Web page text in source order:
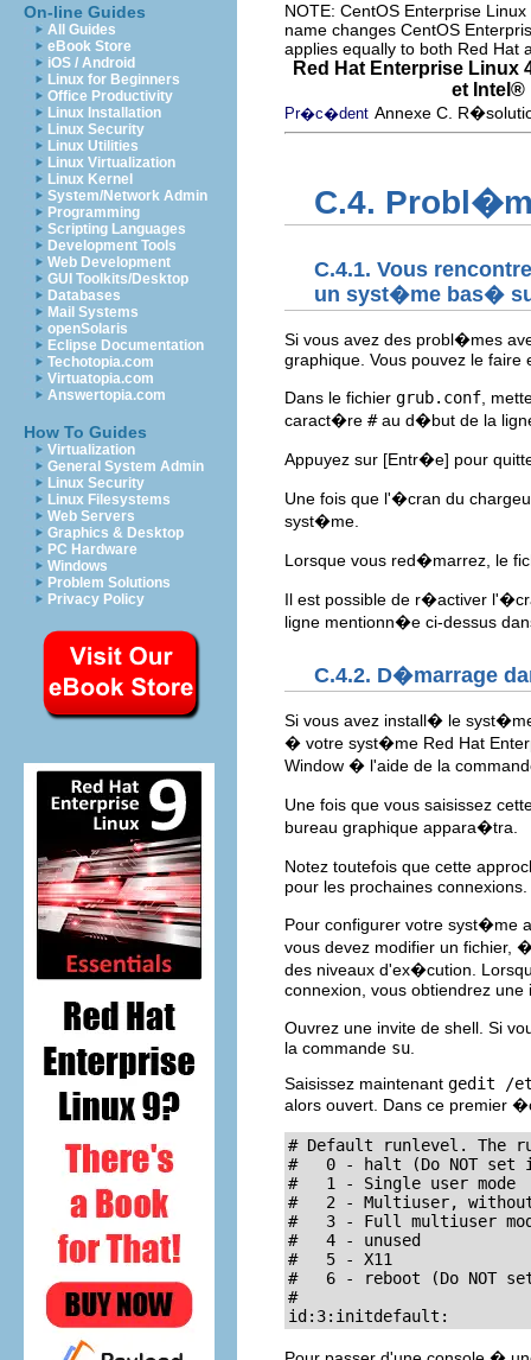
On-line Guides
All Guides
eBook Store
iOS / Android
Linux for Beginners
Office Productivity
Linux Installation
Linux Security
Linux Utilities
Linux Virtualization
Linux Kernel
System/Network Admin
Programming
Scripting Languages
Development Tools
Web Development
GUI Toolkits/Desktop
Databases
Mail Systems
openSolaris
Eclipse Documentation
Techotopia.com
Virtuatopia.com
Answertopia.com
How To Guides
Virtualization
General System Admin
Linux Security
Linux Filesystems
Web Servers
Graphics & Desktop
PC Hardware
Windows
Problem Solutions
Privacy Policy
NOTE: CentOS Enterprise
name changes CentOS
applies equally to both Red Hat
Red Hat Enterprise
et Intel ®
Pr�c�dent Annexe C.
C.4.
C.4.1. Vous
un syst�me bas�
Si vous avez des probl�mes
graphique. Vous pouvez le
Dans le fichier grub.conf ,
caract�re #au d�but de la
Appuyez sur [Entr�e] pour
Une fois que l'�cran du
syst�me.
Lorsque vous red�marrez, le
Il est possible de r�activer
ligne mentionn�e ci-dessus
C.4.2. D�marrage
Si vous avez install� le
� votre syst�me Red Hat
Window � l'aide de la
Une fois que vous saisissez
bureau graphique appara�tra.
Notez toutefois que cette
pour les prochaines connexions.
Pour configurer votre syst�me
vous devez modifier un fichier,
des niveaux d'ex�cution.
connexion, vous obtiendrez
Ouvrez une invite de shell. Si
la commande su
Saisissez maintenant gedit /
alors ouvert. Dans ce premier
# Default runlevel. The
#   0 - halt (Do NOT
#   1 - Single user mode
#   2 - Multiuser, without
#   3 - Full multiuser
#   4 - unused
#   5 - X11
#   6 - reboot (Do NOT
#
id:3:initdefault: